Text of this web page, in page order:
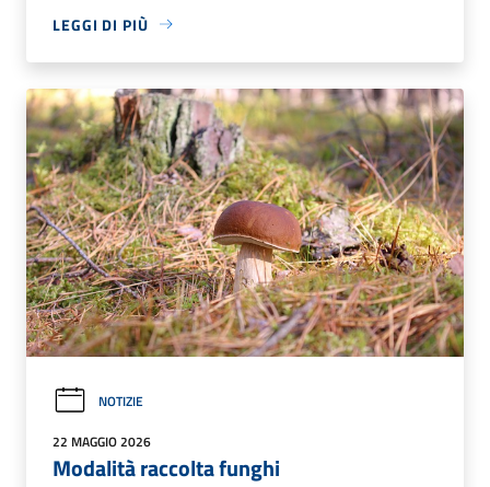
LEGGI DI PIÙ
NOTIZIE
22 MAGGIO 2026
Modalità raccolta funghi